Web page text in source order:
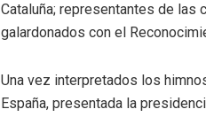
Cataluña; representantes de las
galardonados con el
Una vez interpretados los
España, presentada la